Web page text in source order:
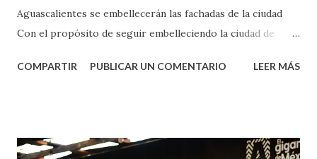
Aguascalientes se embellecerán las fachadas de la ciudad
Con el propósito de seguir embelleciendo la ciudad de
municipal, Leo Montañez dio inicio al programa
Corazón Urbano y el Municipio capital. Leo Montañez
COMPARTIR PUBLICAR UN COMENTARIO LEER MÁS